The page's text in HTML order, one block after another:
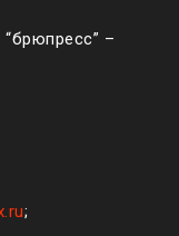
–
;